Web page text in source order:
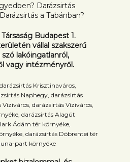
Darázsirtás
a Tabánban?
Budapest 1.
vállal szakszerű
lakóingatlanról,
vagy intézményről.
Krisztinaváros,
Naphegy, darázsirtás
darázsirtás Víziváros,
darázsirtás Alagút
Ádám tér környéke,
darázsirtás Döbrentei tér
part környéke